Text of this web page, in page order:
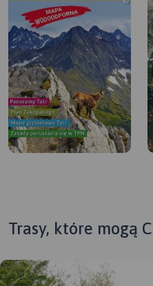
Trasy, które mogą